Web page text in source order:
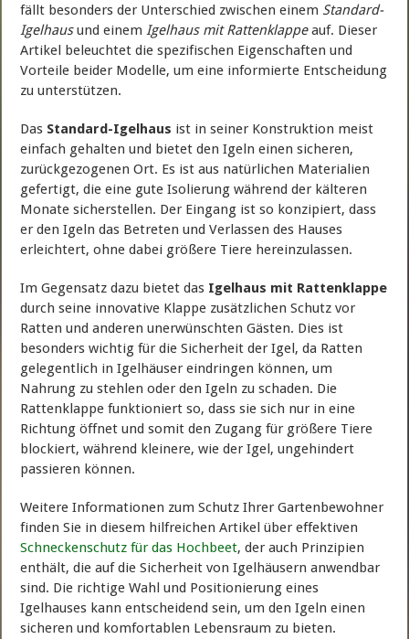
fällt besonders der Unterschied zwischen einem Standard-
Igelhausund einemIgelhaus mit Rattenklappeauf. Dieser
Artikel beleuchtet die spezifischen Eigenschaften und
Vorteile beider Modelle, um eine informierte Entscheidung
zu unterstützen.
Das Standard-Igelhaus ist in seiner Konstruktion meist
einfach gehalten und bietet den Igeln einen sicheren,
zurückgezogenen Ort. Es ist aus natürlichen Materialien
gefertigt, die eine gute Isolierung während der kälteren
Monate sicherstellen. Der Eingang ist so konzipiert, dass
er den Igeln das Betreten und Verlassen des Hauses
erleichtert, ohne dabei größere Tiere hereinzulassen.
Im Gegensatz dazu bietet das Igelhaus mit Rattenklappe
durch seine innovative Klappe zusätzlichen Schutz vor
Ratten und anderen unerwünschten Gästen. Dies ist
besonders wichtig für die Sicherheit der Igel, da Ratten
gelegentlich in Igelhäuser eindringen können, um
Nahrung zu stehlen oder den Igeln zu schaden. Die
Rattenklappe funktioniert so, dass sie sich nur in eine
Richtung öffnet und somit den Zugang für größere Tiere
blockiert, während kleinere, wie der Igel, ungehindert
passieren können.
Weitere Informationen zum Schutz Ihrer Gartenbewohner
finden Sie in diesem hilfreichen Artikel über effektiven
Schneckenschutz für das Hochbeet, der auch Prinzipien
enthält, die auf die Sicherheit von Igelhäusern anwendbar
sind. Die richtige Wahl und Positionierung eines
Igelhauses kann entscheidend sein, um den Igeln einen
sicheren und komfortablen Lebensraum zu bieten.